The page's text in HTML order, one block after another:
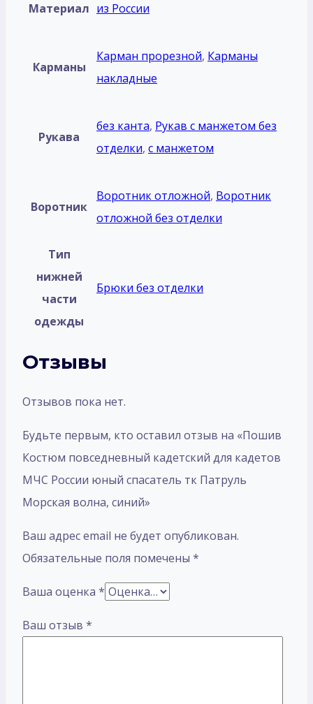
Материал из России
Карманы
Карман прорезной, Карманы
накладные
Рукава
без кантa, Рукав с манжетом без
отделки, с манжетом
Воротник
Воротник отложной, Воротник
отложной без отделки
Тип
нижней
части
одежды
Брюки без отделки
Отзывы
Отзывов пока нет.
Будьте первым, кто оставил отзыв на «Пошив
Костюм повседневный кадетский для кадетов
МЧС России юный спасатель тк Патруль
Морская волна, синий»
Ваш адрес email не будет опубликован.
Обязательные поля помечены *
Ваша оценка *
Ваш отзыв *